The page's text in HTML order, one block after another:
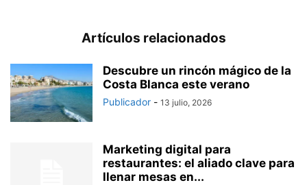
Artículos relacionados
Descubre un rincón mágico de la
Costa Blanca este verano
Publicador - 13 julio, 2026
Marketing digital para
restaurantes: el aliado clave para
llenar mesas en...